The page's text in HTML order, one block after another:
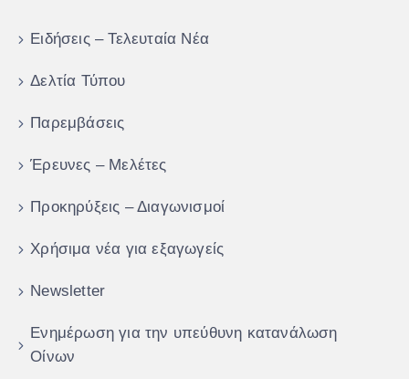
Ειδήσεις – Τελευταία Νέα
Δελτία Τύπου
Παρεμβάσεις
Έρευνες – Μελέτες
Προκηρύξεις – Διαγωνισμοί
Χρήσιμα νέα για εξαγωγείς
Newsletter
Ενημέρωση για την υπεύθυνη κατανάλωση
Οίνων